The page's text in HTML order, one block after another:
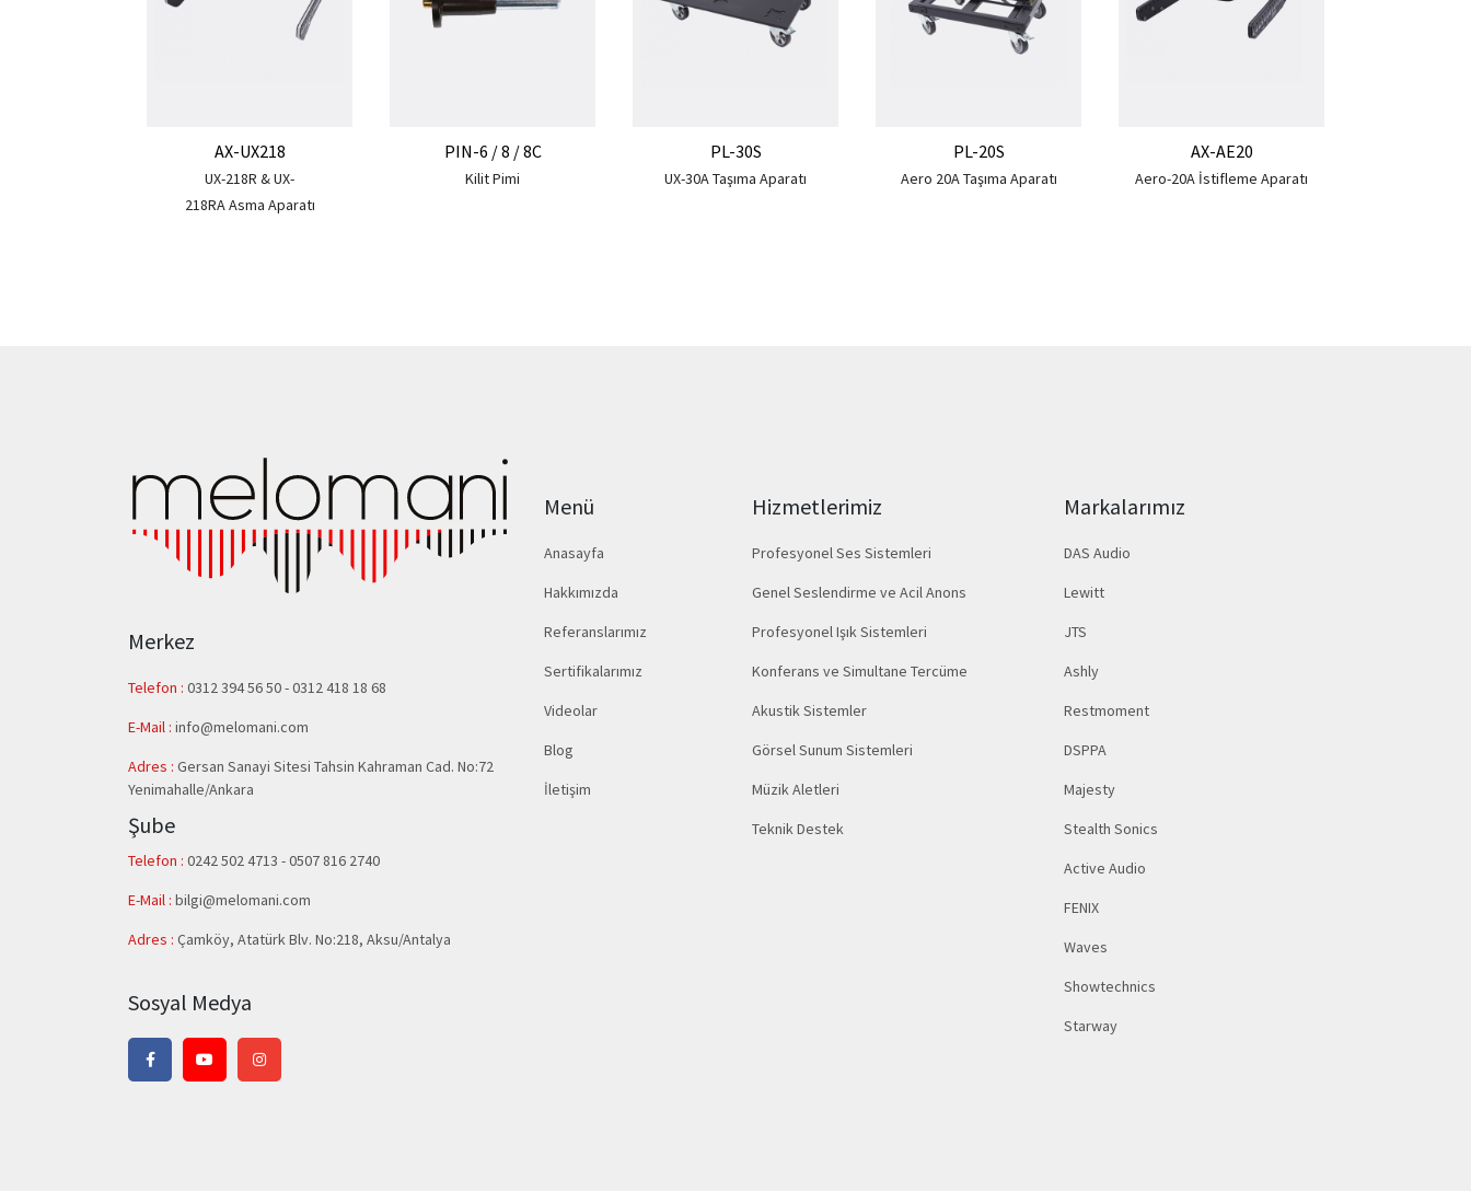
AX-UX218
UX-218R & UX-
218RA Asma Aparatı
PIN-6 / 8 / 8C
Kilit Pimi
PL-30S
UX-30A Taşıma Aparatı
PL-20S
Aero 20A Taşıma Aparatı
AX-AE20
Aero-20A İstifleme Aparatı
Merkez
Telefon : 0312 394 56 50-0312 418 18 68
E-Mail : info@melomani.com
Adres : Gersan Sanayi Sitesi Tahsin Kahraman Cad. No:72
Yenimahalle/Ankara
Şube
Telefon : 0242 502 4713 - 0507 816 2740
E-Mail : bilgi@melomani.com
Adres : Çamköy, Atatürk Blv. No:218, Aksu/Antalya
Sosyal Medya
Menü
Anasayfa
Hakkımızda
Referanslarımız
Sertifikalarımız
Videolar
Blog
İletişim
Hizmetlerimiz
Profesyonel Ses Sistemleri
Genel Seslendirme ve Acil Anons
Profesyonel Işık Sistemleri
Konferans ve Simultane Tercüme
Akustik Sistemler
Görsel Sunum Sistemleri
Müzik Aletleri
Teknik Destek
Markalarımız
DAS Audio
Lewitt
JTS
Ashly
Restmoment
DSPPA
Majesty
Stealth Sonics
Active Audio
FENIX
Waves
Showtechnics
Starway